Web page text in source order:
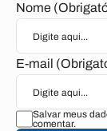
Nome
E-mail
Salvar meus
comentar.